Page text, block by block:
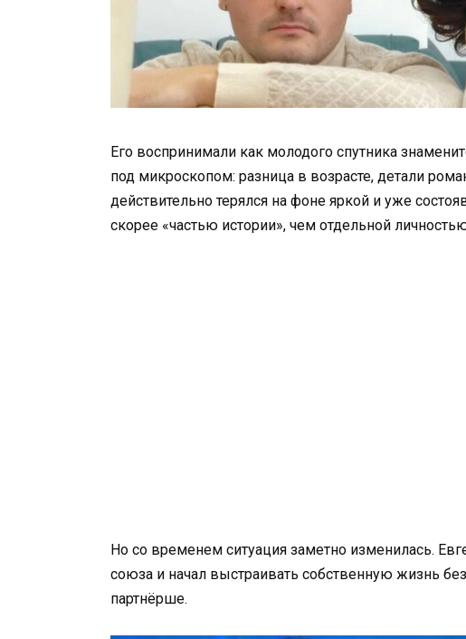
Его воспринимали как молодого спутника
под микроскопом: разница в возрасте, детали
действительно терялся на фоне яркой и уже
скорее «частью истории», чем отдельной
Но со временем ситуация заметно изменилась.
союза и начал выстраивать собственную жизнь
партнёрше.